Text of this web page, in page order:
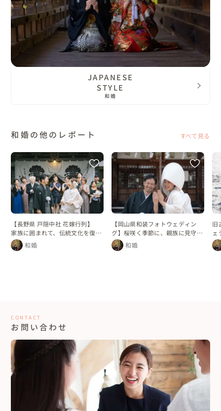
JAPANESE
STYLE
和婚
和婚の他のレポート すべて見る
【長野県 戸隠中社 花嫁行列】
家族に囲まれて、伝統文化を復活
させた花嫁行列
和婚
【岡山県和装フォトウェディン
グ】桜咲く季節に、親族に見守ら
れて『指輪の交換』
和婚
旧
ェ
CONTACT
お問い合わせ